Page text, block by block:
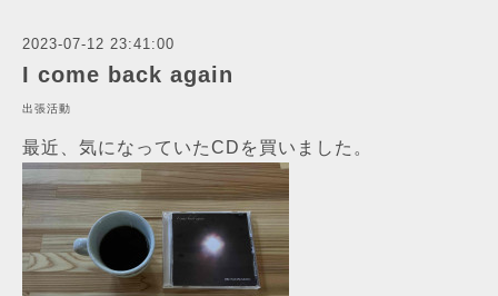
2023-07-12 23:41:00
I come back again
出張活動
最近、気になっていたCDを買いました。